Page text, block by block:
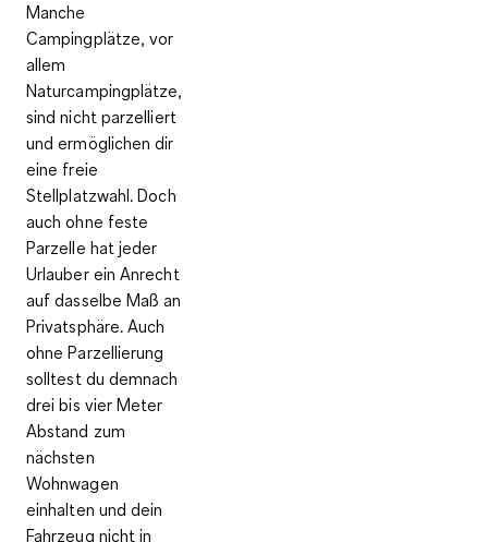
Manche
Campingplätze, vor
allem
Naturcampingplätze,
sind nicht parzelliert
und ermöglichen dir
eine freie
Stellplatzwahl. Doch
auch ohne feste
Parzelle hat jeder
Urlauber ein Anrecht
auf dasselbe Maß an
Privatsphäre. Auch
ohne Parzellierung
solltest du demnach
drei bis vier Meter
Abstand zum
nächsten
Wohnwagen
einhalten und dein
Fahrzeug nicht in